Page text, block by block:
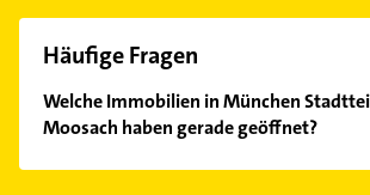
Häufige Fragen
Welche Immobilien in München
Moosach haben gerade geöffnet?
Im Anbieter-Bereich finden Sie alle